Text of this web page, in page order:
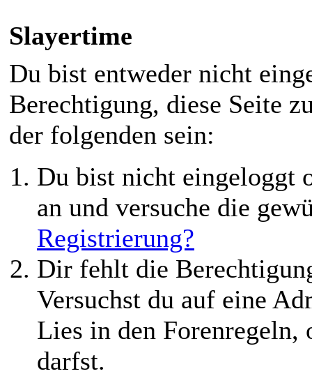
Slayertime
Du bist entweder nicht
Berechtigung, diese Seite
der folgenden sein:
Du bist nicht eingeloggt
an und versuche die
Registrierung?
Dir fehlt die
Versuchst du auf eine
Lies in den Forenregeln,
darfst.